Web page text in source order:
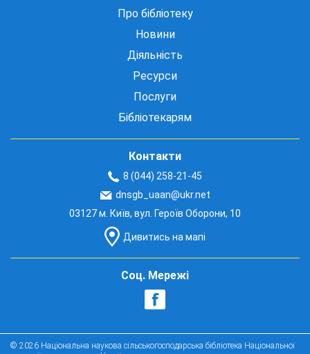
Про бібліотеку
Новини
Діяльність
Ресурси
Послуги
Бібліотекарям
Контакти
8 (044) 258-21-45
dnsgb_uaan@ukr.net
03127 м. Київ, вул. Героїв Оборони, 10
Дивитись на мапі
Соц. Мережі
© 2026 Національна наукова сільськогосподарська бібліотека Національної